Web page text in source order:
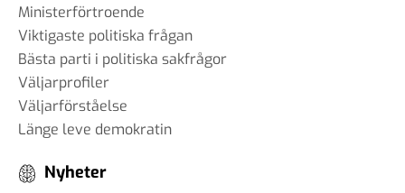
Ministerförtroende
Viktigaste politiska frågan
Bästa parti i politiska sakfrågor
Väljarprofiler
Väljarförståelse
Länge leve demokratin
Nyheter